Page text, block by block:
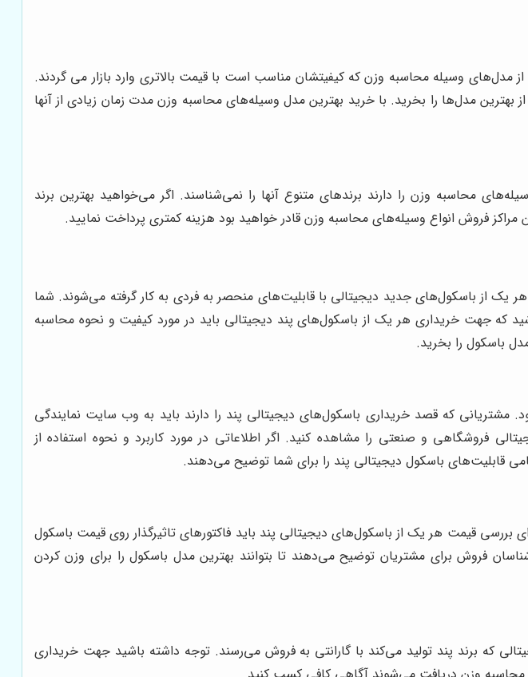
وسیله محاسبه وزن که کیفیتشان مناسب است با قیمت بالاتری وارد بازار می گردند.
بهترین مدل‌ها را بخرید. با خرید بهترین مدل وسیله‌های محاسبه وزن مدت زمان زیادی از آنها
محاسبه وزن را دارند برندهای متنوع آنها را نمی‌شناسند. اگر می‌خواهید بهترین برند
مراکز فروش انواع وسیله‌های محاسبه وزن قادر خواهید بود هزینه کمتری پرداخت نمایید.
یک از باسکول‌های جدید دیجیتالی با قابلیت‌های منحصر به فردی به کار گرفته می‌شوند. شما
که جهت خریداری هر یک از باسکول‌های پند دیجیتالی باید در مورد کیفیت و نحوه محاسبه
باسکول را بخرید.
مشتریانی که قصد خریداری باسکول‌های دیجیتالی پند را دارند باید به وب سایت نمایندگی
فروشگاهی و صنعتی را مشاهده کنید. اگر اطلاعاتی در مورد کاربرد و نحوه استفاده از
قابلیت‌های باسکول دیجیتالی پند را برای شما توضیح می‌دهند.
قیمت هر یک از باسکول‌های دیجیتالی پند باید فاکتورهای تاثیرگذار روی قیمت باسکول
فروش برای مشتریان توضیح می‌دهند تا بتوانند بهترین مدل باسکول را برای وزن کردن
که برند پند تولید می‌کند با گارانتی به فروش می‌رسند. توجه داشته باشید جهت خریداری